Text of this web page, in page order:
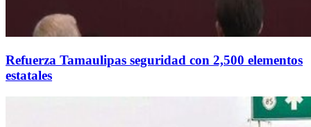
Refuerza Tamaulipas seguridad con 2,500 elementos
estatales